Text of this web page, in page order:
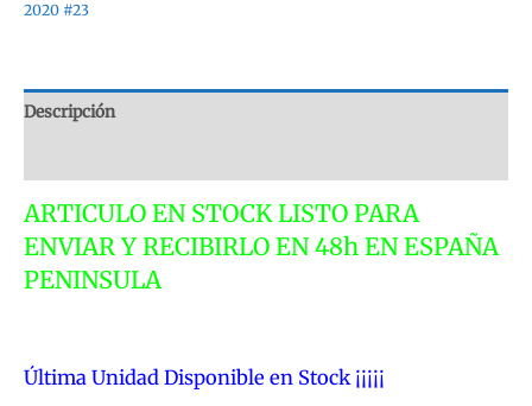
Rauh-
Pink
Solido
S1808503
1:18
2020 #23
Descripción
ARTICULO EN STOCK LISTO PARA
ENVIAR Y RECIBIRLO EN 48h EN ESPAÑA
PENINSULA
Última Unidad Disponible en Stock ¡¡¡¡¡